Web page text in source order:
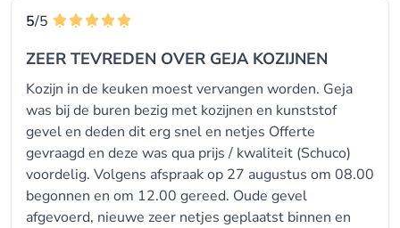
5/5
ZEER TEVREDEN OVER GEJA KOZIJNEN
Kozijn in de keuken moest vervangen worden. Geja
was bij de buren bezig met kozijnen en kunststof
gevel en deden dit erg snel en netjes Offerte
gevraagd en deze was qua prijs / kwaliteit (Schuco)
voordelig. Volgens afspraak op 27 augustus om 08.00
begonnen en om 12.00 gereed. Oude gevel
afgevoerd, nieuwe zeer netjes geplaatst binnen en